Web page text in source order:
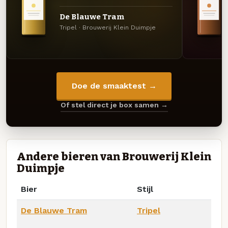
De Blauwe Tram
Tripel · Brouwerij Klein Duimpje
Doe de smaaktest →
Of stel direct je box samen →
Andere bieren van Brouwerij Klein
Duimpje
Bier Stijl
De Blauwe Tram Tripel